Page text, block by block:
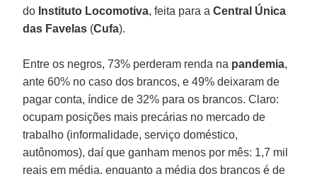
do Instituto Locomotiva, feita para aCentral Única
das Favelas (Cufa).
Entre os negros, 73% perderam renda na pandemia,
ante 60% no caso dos brancos, e 49% deixaram de
pagar conta, índice de 32% para os brancos. Claro:
ocupam posições mais precárias no mercado de
trabalho (informalidade, serviço doméstico,
autônomos), daí que ganham menos por mês: 1,7 mil
reais em média, enquanto a média dos brancos é de